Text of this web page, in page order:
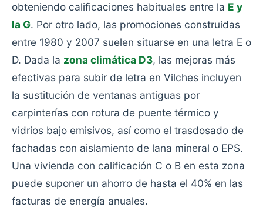
obteniendo calificaciones habituales entre la E y
la G. Por otro lado, las promociones construidas
entre 1980 y 2007 suelen situarse en una letra E o
D. Dada la zona climática D3, las mejoras más
efectivas para subir de letra en Vilches incluyen
la sustitución de ventanas antiguas por
carpinterías con rotura de puente térmico y
vidrios bajo emisivos, así como el trasdosado de
fachadas con aislamiento de lana mineral o EPS.
Una vivienda con calificación C o B en esta zona
puede suponer un ahorro de hasta el 40% en las
facturas de energía anuales.